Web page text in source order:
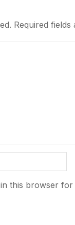
Required fields
this browser